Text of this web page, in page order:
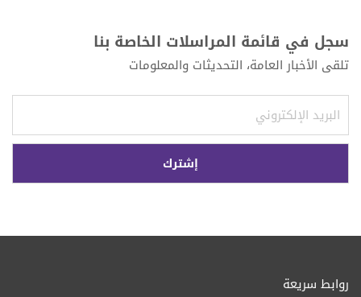
سجل في قائمة المراسلات الخاصة بنا
تلقى الأخبار العامة، التحديثات والمعلومات
روابط سريعة